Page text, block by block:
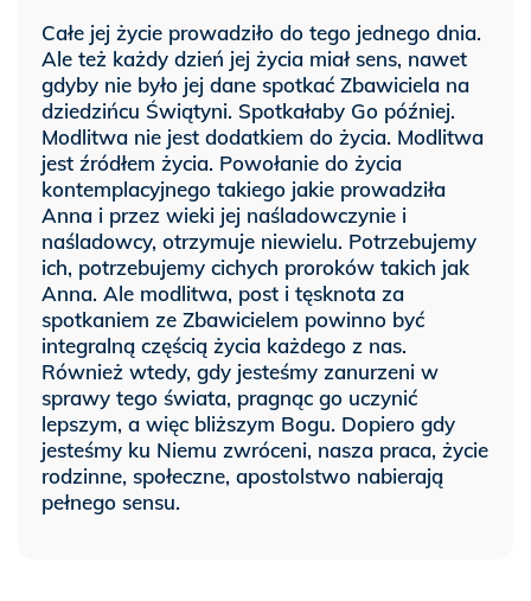
Całe jej życie prowadziło do tego jednego dnia.
Ale też każdy dzień jej życia miał sens, nawet
gdyby nie było jej dane spotkać Zbawiciela na
dziedzińcu Świątyni. Spotkałaby Go później.
Modlitwa nie jest dodatkiem do życia. Modlitwa
jest źródłem życia. Powołanie do życia
kontemplacyjnego takiego jakie prowadziła
Anna i przez wieki jej naśladowczynie i
naśladowcy, otrzymuje niewielu. Potrzebujemy
ich, potrzebujemy cichych proroków takich jak
Anna. Ale modlitwa, post i tęsknota za
spotkaniem ze Zbawicielem powinno być
integralną częścią życia każdego z nas.
Również wtedy, gdy jesteśmy zanurzeni w
sprawy tego świata, pragnąc go uczynić
lepszym, a więc bliższym Bogu. Dopiero gdy
jesteśmy ku Niemu zwróceni, nasza praca, życie
rodzinne, społeczne, apostolstwo nabierają
pełnego sensu.